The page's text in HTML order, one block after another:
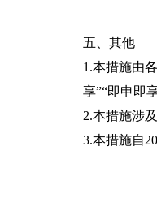
五、其他
1.本措施由
享”“即申即
2.本措施涉
3.本措施自